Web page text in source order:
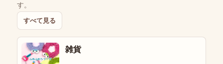
す。
すべて見る
雑貨